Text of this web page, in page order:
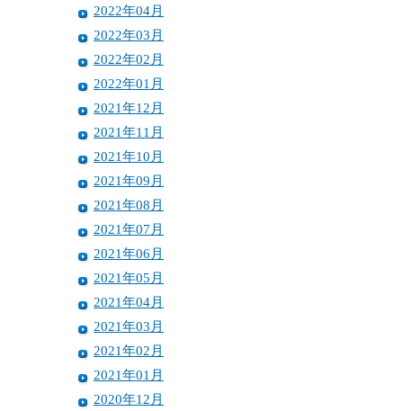
2022年04月
2022年03月
2022年02月
2022年01月
2021年12月
2021年11月
2021年10月
2021年09月
2021年08月
2021年07月
2021年06月
2021年05月
2021年04月
2021年03月
2021年02月
2021年01月
2020年12月